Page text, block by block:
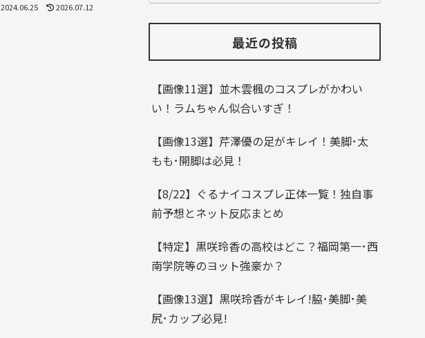
2024.06.25 2026.07.12
最近の投稿
【画像11選】並木雲楓のコスプレがかわい
い！ラムちゃん似合いすぎ！
【画像13選】芹澤優の足がキレイ！美脚･太
もも･開脚は必見！
【8/22】ぐるナイコスプレ正体一覧！独自事
前予想とネット反応まとめ
【特定】黒咲玲香の高校はどこ？福岡第一･西
南学院等のヨット強豪か？
【画像13選】黒咲玲香がキレイ!脇･美脚･美
尻･カップ必見!